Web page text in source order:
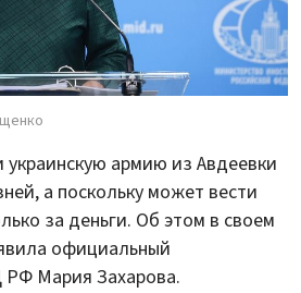
армию из Авдеевки
а поскольку может вести
за деньги. Об этом в своем
официальный
Мария Захарова.